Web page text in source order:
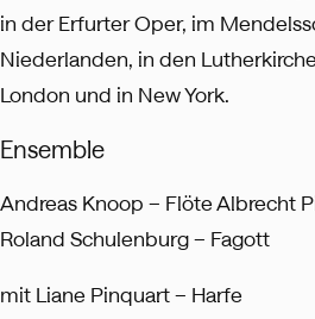
in der Erfurter Oper, im
Niederlanden, in den
London und in New York.
Ensemble
Andreas Knoop – Flöte Albrecht
Roland Schulenburg – Fagott
mit Liane Pinquart – Harfe